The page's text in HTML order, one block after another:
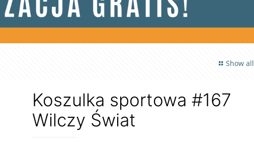
Show all
Koszulka sportowa #167
Wilczy Świat